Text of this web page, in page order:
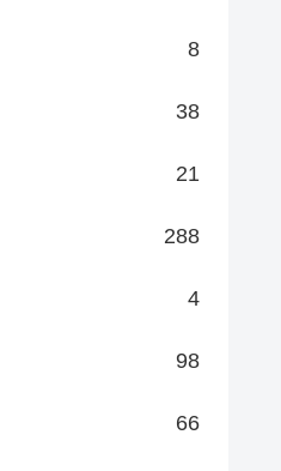
8
38
21
288
4
98
66